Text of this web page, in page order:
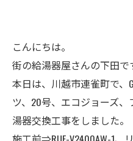
こんにちは。
街の給湯器屋さんの下田で
本日は、川越市連雀町で、
ツ、20号、エコジョーズ
湯器交換工事をしました。